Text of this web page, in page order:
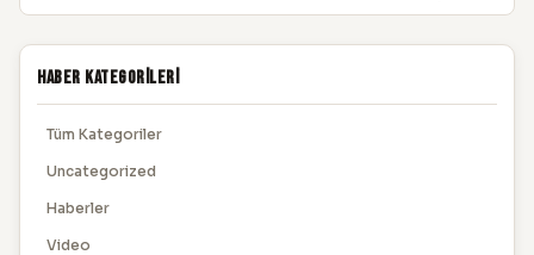
Haber Kategorileri
Tüm Kategoriler
Uncategorized
Haberler
Video